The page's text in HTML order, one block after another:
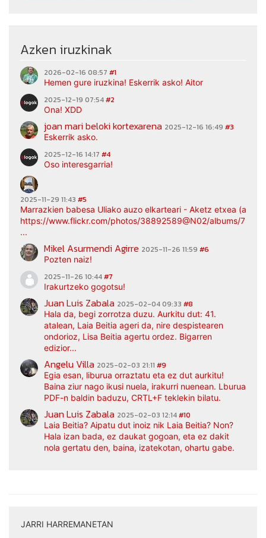
Azken iruzkinak
2026-02-16 08:57 #1
Hemen gure iruzkina! Eskerrik asko! Aitor
2025-12-19 07:54#2
Ona! XDD
joan mari beloki kortexarena 2025-12-16 16:49 #3
Eskerrik asko.
2025-12-16 14:17 #4
Oso interesgarria!
2025-11-29 11:43 #5
Marrazkien babesa Uliako auzo elkarteari - Aketz etxea
https://www.flickr.com/photos/38892589@N02/albums/
...
Mikel Asurmendi Agirre 2025-11-26 11:59 #6
Pozten naiz!
2025-11-26 10:44#7
Irakurtzeko gogotsu!
Juan Luis Zabala 2025-02-04 09:33 #8
Hala da, begi zorrotza duzu. Aurkitu dut: 41.
atalean, Laia Beitia ageri da, nire despistearen
ondorioz, Lisa Beitia agertu ordez. Bigarren
edizior...
Angelu Villa 2025-02-03 21:11 #9
Egia esan, liburua orraztatu eta ez dut aurkitu!
Baina ziur nago ikusi nuela, irakurri nuenean. Lburua
PDF-n baldin baduzu, CRTL+F teklekin bilatu.
Juan Luis Zabala 2025-02-03 12:14#10
Laia Beitia? Aipatu dut inoiz nik Laia Beitia? Non?
Hala izan bada, ez daukat gogoan, eta ez dakit
nola gertatu den, baina, izatekotan, ohartu gabe.
JARRI HARREMANETAN